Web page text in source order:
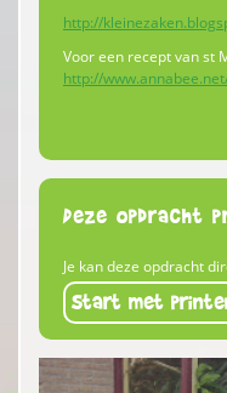
http://
Voor een recept van st
http://
Deze opdracht
Je kan deze opdracht
Start met